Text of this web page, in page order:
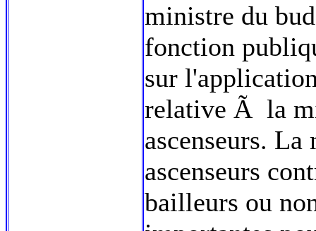
ministre du
fonction
sur
relative Ã la
ascenseurs.
ascenseurs
bailleurs ou